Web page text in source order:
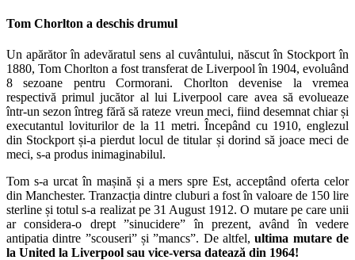
Tom Chorlton a deschis drumul
Un apărător în adevăratul sens al cuvântului, născut în Stockport în
1880, Tom Chorlton a fost transferat de Liverpool în 1904, evoluând
8 sezoane pentru Cormorani. Chorlton devenise la vremea
respectivă primul jucător al lui Liverpool care avea să evolueaze
într-un sezon întreg fără să rateze vreun meci, fiind desemnat chiar și
executantul loviturilor de la 11 metri. Începând cu 1910, englezul
din Stockport și-a pierdut locul de titular și dorind să joace meci de
meci, s-a produs inimaginabilul.
Tom s-a urcat în mașină și a mers spre Est, acceptând oferta celor
din Manchester. Tranzacția dintre cluburi a fost în valoare de 150 lire
sterline și totul s-a realizat pe 31 August 1912. O mutare pe care unii
ar considera-o drept ”sinucidere” în prezent, având în vedere
antipatia dintre ”scouseri” și ”mancs”. De altfel,ultima mutare de
la United la Liverpool sau vice-versa datează din 1964!